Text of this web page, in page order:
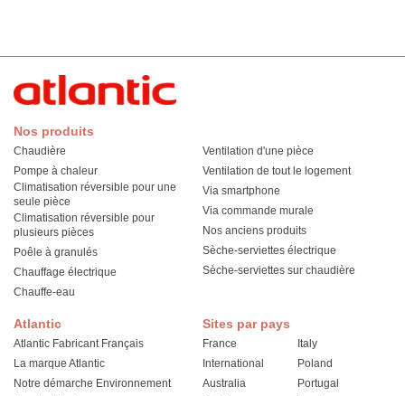
Atlantic
Atlantic Fabricant Français
La marque Atlantic
Notre démarche Environnement
Nos produits
Chaudière
Pompe à chaleur
Climatisation réversible pour une
seule pièce
Climatisation réversible pour
plusieurs pièces
Poêle à granulés
Chauffage électrique
Chauffe-eau
Ventilation d'une pièce
Ventilation de tout le logement
Via smartphone
Via commande murale
Nos anciens produits
Sèche-serviettes électrique
Sèche-serviettes sur chaudière
Sites par pays
France
International
Australia
Italy
Poland
Portugal